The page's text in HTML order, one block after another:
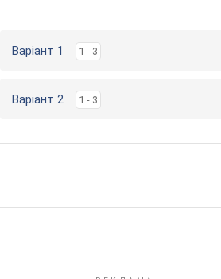
Варіант 1 1 - 3
Варіант 2 1 - 3